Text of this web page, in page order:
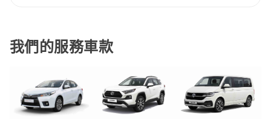
我們的服務車款